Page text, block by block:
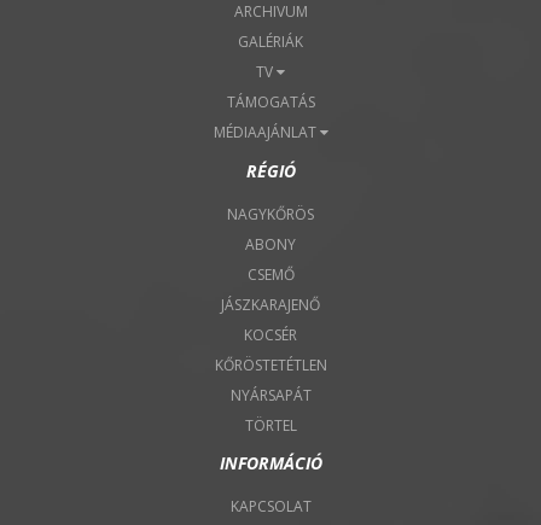
ARCHIVUM
GALÉRIÁK
TV
TÁMOGATÁS
MÉDIAAJÁNLAT
RÉGIÓ
NAGYKŐRÖS
ABONY
CSEMŐ
JÁSZKARAJENŐ
KOCSÉR
KŐRÖSTETÉTLEN
NYÁRSAPÁT
TÖRTEL
INFORMÁCIÓ
KAPCSOLAT